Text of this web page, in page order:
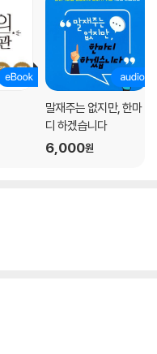
말재주는 없지만, 한마
디 하겠습니다
6,000원